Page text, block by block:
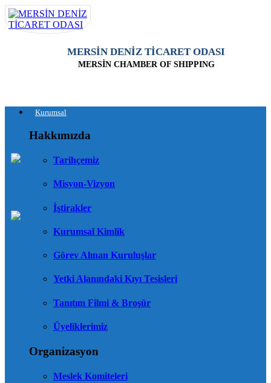
MERSİN DENİZ TİCARET ODASI
MERSİN CHAMBER OF SHIPPING
Kurumsal
Hakkımızda
Tarihçemiz
Misyon-Vizyon
İştirakler
Kurumsal Kimlik
Görev Alınan Kuruluşlar
Yetki Alanındaki Kıyı Tesisleri
Tanıtım Filmi & Broşür
Üyeliklerimiz
Organizasyon
Meslek Komiteleri